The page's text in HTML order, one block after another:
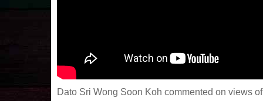
Dato Sri Wong Soon Koh commented on views